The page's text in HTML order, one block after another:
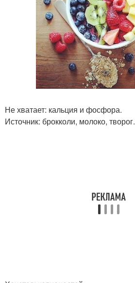
Не хватает: кальция и фосфора.
Источник: брокколи, молоко, творог.